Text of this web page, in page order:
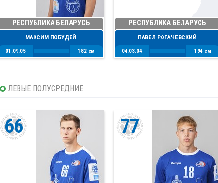
РЕСПУБЛИКА БЕЛАРУСЬ
МАКСИМ ПОБУДЕЙ
01.09.05 182 см
РЕСПУБЛИКА БЕЛАРУСЬ
ПАВЕЛ РОГАЧЕВСКИЙ
04.03.04 194 см
ЛЕВЫЕ ПОЛУСРЕДНИЕ
66 77